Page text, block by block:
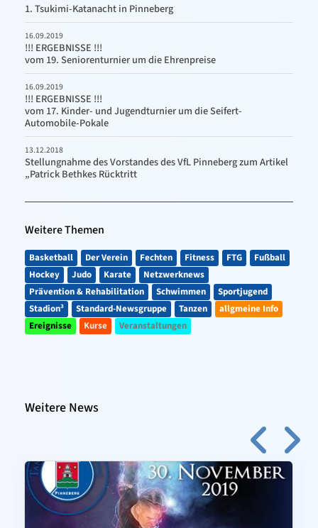
1. Tsukimi-Katanacht in Pinneberg
16.09.2019
!!! ERGEBNISSE !!!
vom 19. Seniorenturnier um die Ehrenpreise
16.09.2019
!!! ERGEBNISSE !!!
vom 17. Kinder- und Jugendturnier um die Seifert-
Automobile-Pokale
13.12.2018
Stellungnahme des Vorstandes des VfL Pinneberg zum Artikel
„Patrick Bethkes Rücktritt
Weitere Themen
Basketball Der Verein Fechten Fitness FTG
Fußball
Hockey
Judo Karate
Netzwerknews
Prävention & Rehabilitation
Schwimmen
Sportjugend
Stadion³
Standard-Newsgruppe Tanzen
allgmeine Info
Ereignisse
Kurse Veranstaltungen
Weitere News